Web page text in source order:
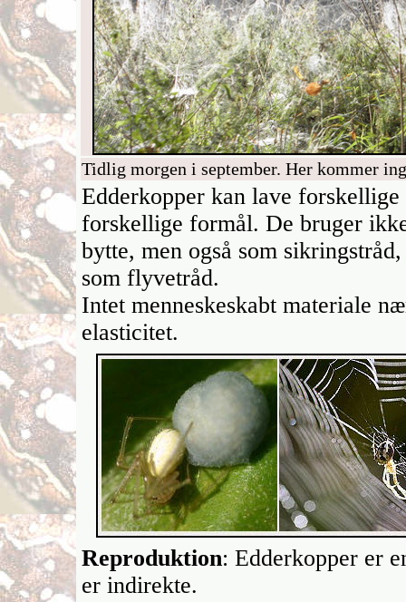
Tidlig morgen i september. Her kommer
Edderkopper kan lave
forskellige formål. De bruger
bytte, men også som
som flyvetråd.
Intet menneskeskabt materiale
elasticitet.
Reproduktion: Edderkopper er
er indirekte.